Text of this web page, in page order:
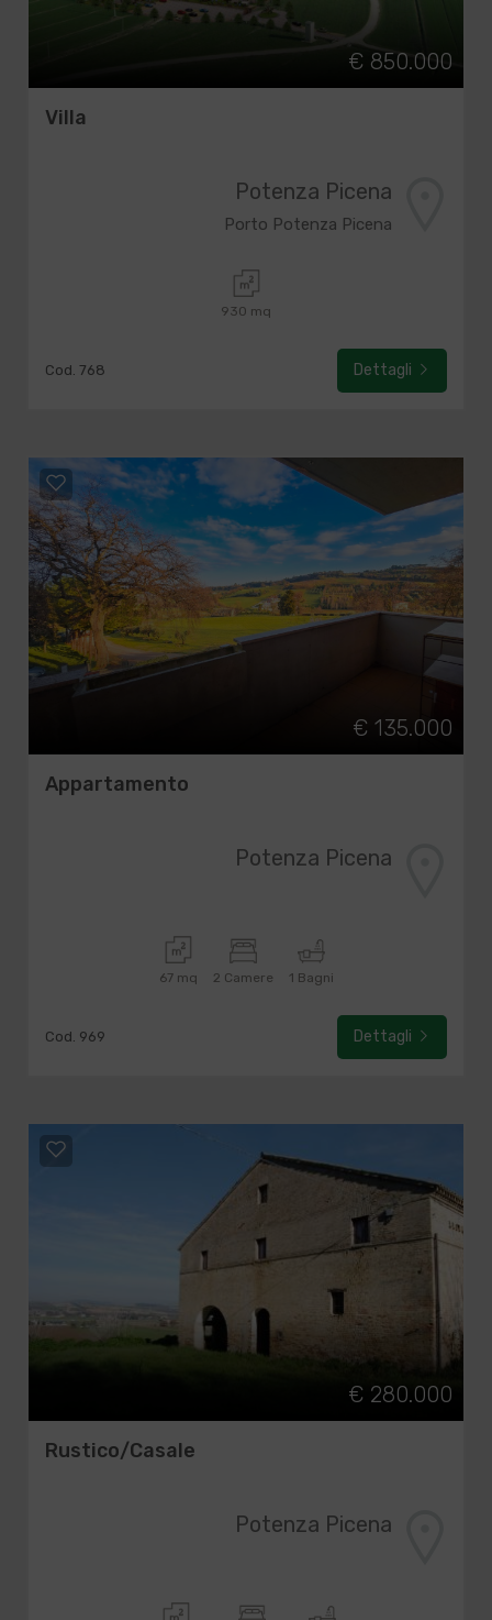
€ 850.000
Villa
Potenza Picena
Porto Potenza Picena
930 mq
Cod. 768 Dettagli
€ 135.000
Appartamento
Potenza Picena
67 mq 2 Camere 1 Bagni
Cod. 969 Dettagli
€ 280.000
Rustico/Casale
Potenza Picena